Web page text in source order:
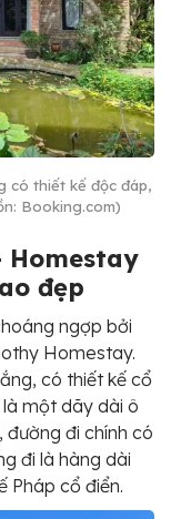
có thiết kế độc đáp,
Booking.com)
Homestay
đẹp
ngợp bởi
Homestay.
có thiết kế cổ
một dãy dài ô
đi chính có
đi là hàng dài
Pháp cổ điển.